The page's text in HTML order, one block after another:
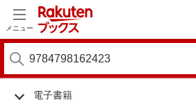
メニュー
電子書籍